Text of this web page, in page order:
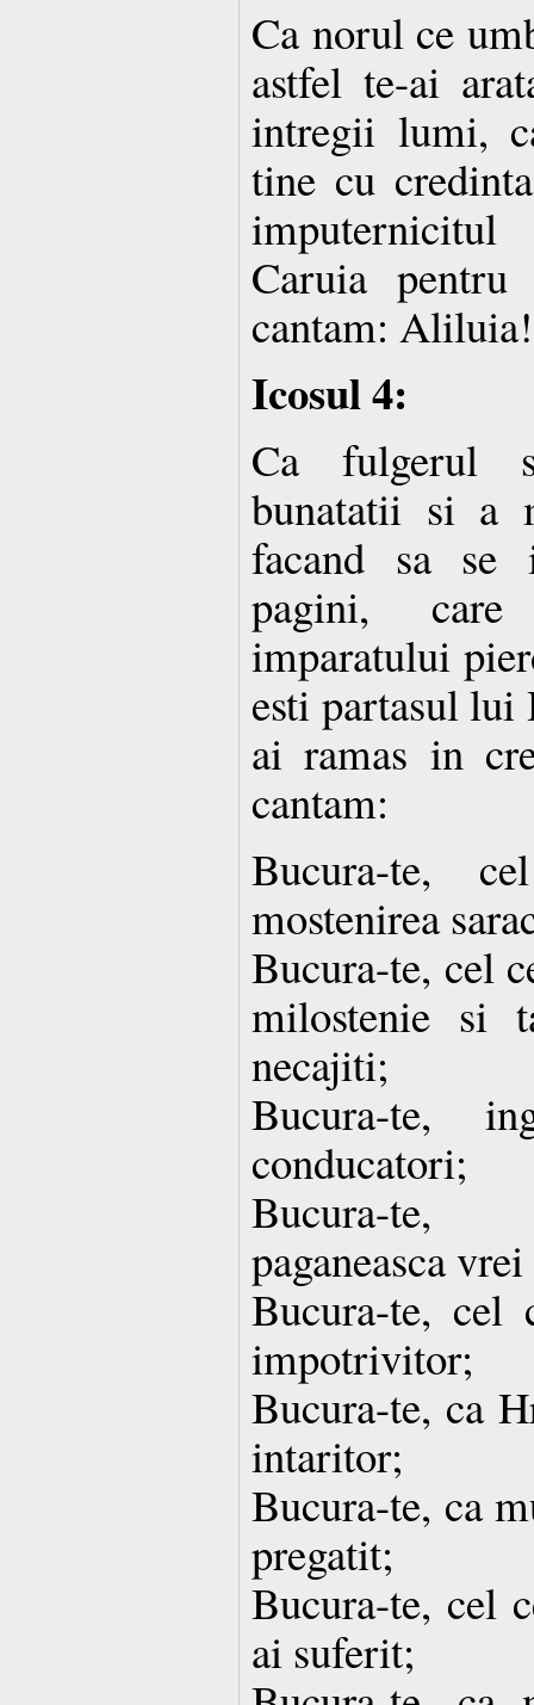
Ca norul ce
astfel te-ai
intregii lumi,
tine cu
Caruia
cantam: Aliluia!
Icosul 4:
Ca fulgerul
bunatatii si a
facand sa se
pagini,
imparatului
esti partasul lui
ai ramas in
cantam:
Bucura-te,
mostenirea
Bucura-te, cel
milostenie si
necajiti;
Bucura-te,
conducatori;
Bucura-te,
paganeasca
Bucura-te, cel
impotrivitor;
Bucura-te, ca
intaritor;
Bucura-te, ca
pregatit;
Bucura-te, cel
ai suferit;